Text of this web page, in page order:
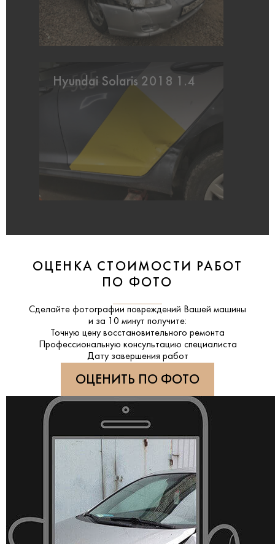
Hyundai Solaris 2018 1.4
ОЦЕНКА СТОИМОСТИ РАБОТ
ПО ФОТО
Сделайте фотографии повреждений Вашей машины
и за 10 минут получите:
Точную цену восстановительного ремонта
Профессиональную консультацию специалиста
Дату завершения работ
ОЦЕНИТЬ ПО ФОТО